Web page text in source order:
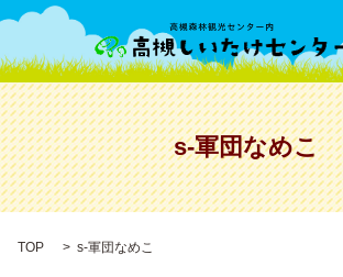
s-軍団なめこ
TOP s-軍団なめこ